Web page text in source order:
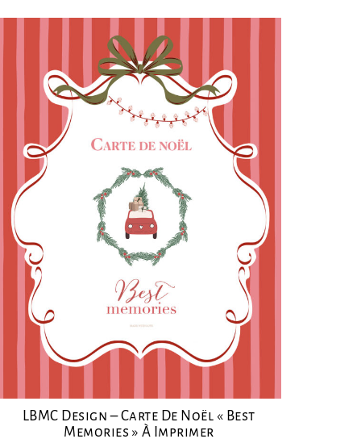
LBMC Design – Carte De Noël « Best
Memories » À Imprimer